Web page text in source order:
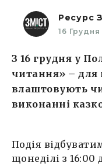
Ресурс
16
З 16 грудня у
читання» – для
влаштовують
виконанні
Подія
щонеділі з 16:00